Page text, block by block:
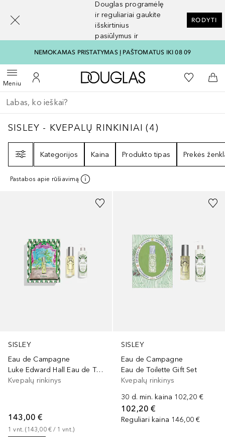
Douglas programėlę
ir reguliariai gaukite
išskirtinius
pasiūlymus ir
RODYTI
NEMOKAMAS PRISTATYMAS Į PAŠTOMATUS IKI 08 09
MeniuAtidaryti meniuĮ mano paskyrą
Į Douglas pagrindinį
Į mano
Į
Grįžk atgal
Vykdykite paiešką
SISLEY - KVEPALŲ RINKINIAI4
SISLEY - KVEPALŲ RINKINIAI (4)
Kategorijos
Kaina Produkto tipas Prekės
Pastabos apie rūšiavimą
SISLEY
Eau de Campagne
Luke Edward Hall Eau de Toilette
Kvepalų rinkinys
143,00 €
1 vnt. (143,00 € / 1 vnt.)
SISLEY
Eau de Campagne
Eau de Toilette Gift Set
Kvepalų rinkinys
30 d. min. kaina 102,20 €
102,20 €
Reguliari kaina 146,00 €
[navigation.slideout.screenreader]